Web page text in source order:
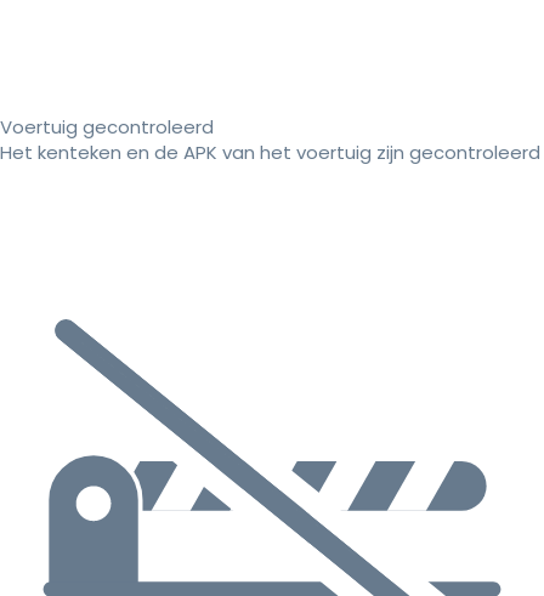
Voertuig gecontroleerd
Het kenteken en de APK van het voertuig zijn gecontroleerd